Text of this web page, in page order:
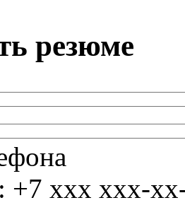
резюме
+7 xxx xxx-